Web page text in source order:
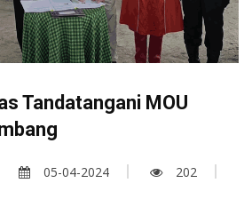
Tandatangani MOU
05-04-2024
202